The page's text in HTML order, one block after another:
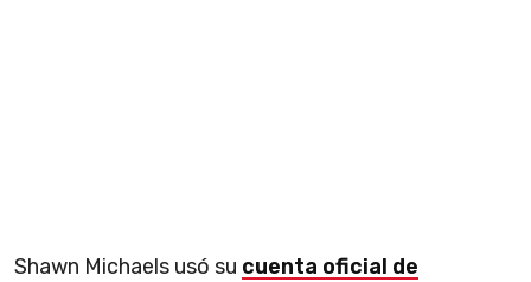
Shawn Michaels usó su cuenta oficial de